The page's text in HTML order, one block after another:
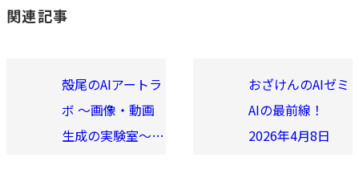
関連記事
殻尾のAIアートラ
ボ 〜画像・動画
生成の実験室〜
おざけんのAIゼミ
AIの最前線！
2026年4月8日